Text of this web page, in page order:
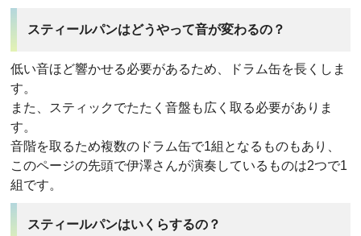
スティールパンはどうやって音が変わるの？
低い音ほど響かせる必要があるため、ドラム缶を長くしま
す。
また、スティックでたたく音盤も広く取る必要がありま
す。
音階を取るため複数のドラム缶で1組となるものもあり、
このページの先頭で伊澤さんが演奏しているものは2つで1
組です。
スティールパンはいくらするの？